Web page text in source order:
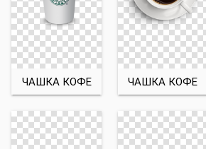
ЧАШКА КОФЕ ЧАШКА КОФЕ